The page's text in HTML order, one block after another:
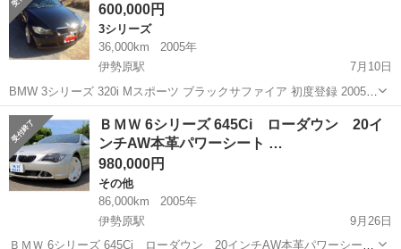
日...
600,000円
3シリーズ
36,000km
2005年
伊勢原駅
7月10日
BMW 3シリーズ 320i Mスポーツ ブラックサファイア 初度登録 2005年
走行距離 3.6万km 排気量 1990cc 車検 H31年 1月迄 禁煙車 装備品 サ
ンルーフ ステアリングリモコン パワーシー...
神奈川 伊勢原駅 3シリーズ
オートパワーウインド
ＢＭＷ 6シリーズ 645Ci ローダウン 20イ
ンチAW本革パワーシート …
980,000円
その他
86,000km
2005年
伊勢原駅
9月26日
ＢＭＷ 6シリーズ 645Ci ローダウン 20インチAW本革パワーシー